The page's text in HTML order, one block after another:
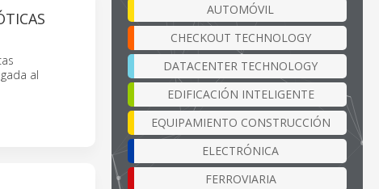
al
AUTOMÓVIL
CHECKOUT TECHNOLOGY
DATACENTER TECHNOLOGY
EDIFICACIÓN INTELIGENTE
EQUIPAMIENTO CONSTRUCCIÓN
ELECTRÓNICA
FERROVIARIA